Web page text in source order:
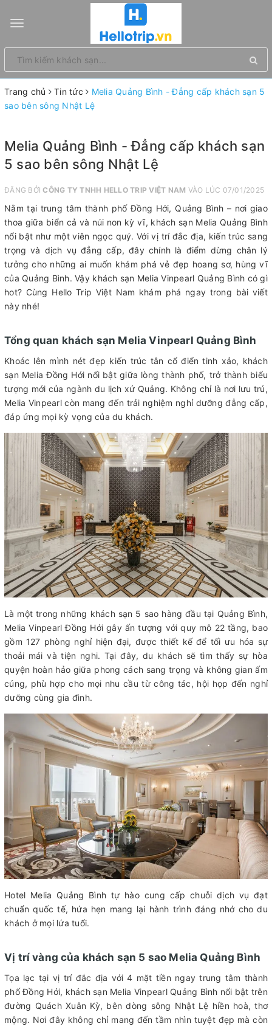
Toggle
Trang chủ Tin tức
Melia Quảng Bình - Đẳng cấp khách sạn 5
sao bên sông Nhật Lệ
Melia Quảng Bình - Đẳng cấp khách sạn
5 sao bên sông Nhật Lệ
ĐĂNG BỞICÔNG TY TNHH HELLO TRIP VIỆT NAM VÀO LÚC 07/01/2025
Nằm tại trung tâm thành phố Đồng Hới, Quảng Bình – nơi giao
thoa giữa biển cả và núi non kỳ vĩ, khách sạn Melia Quảng Bình
nổi bật như một viên ngọc quý. Với vị trí đắc địa, kiến trúc sang
trọng và dịch vụ đẳng cấp, đây chính là điểm dừng chân lý
tưởng cho những ai muốn khám phá vẻ đẹp hoang sơ, hùng vĩ
của Quảng Bình. Vậy khách sạn Melia Vinpearl Quảng Bình có gì
hot? Cùng Hello Trip Việt Nam khám phá ngay trong bài viết
này nhé!
Tổng quan khách sạn Melia Vinpearl Quảng Bình
Khoác lên mình nét đẹp kiến trúc tân cổ điển tinh xảo, khách
sạn Melia Đồng Hới nổi bật giữa lòng thành phố, trở thành biểu
tượng mới của ngành du lịch xứ Quảng. Không chỉ là nơi lưu trú,
Melia Vinpearl còn mang đến trải nghiệm nghỉ dưỡng đẳng cấp,
đáp ứng mọi kỳ vọng của du khách.
Là một trong những khách sạn 5 sao hàng đầu tại Quảng Bình,
Melia Vinpearl Đồng Hới gây ấn tượng với quy mô 22 tầng, bao
gồm 127 phòng nghỉ hiện đại, được thiết kế để tối ưu hóa sự
thoải mái và tiện nghi. Tại đây, du khách sẽ tìm thấy sự hòa
quyện hoàn hảo giữa phong cách sang trọng và không gian ấm
cúng, phù hợp cho mọi nhu cầu từ công tác, hội họp đến nghỉ
dưỡng cùng gia đình.
Hotel Melia Quảng Bình tự hào cung cấp chuỗi dịch vụ đạt
chuẩn quốc tế, hứa hẹn mang lại hành trình đáng nhớ cho du
khách ở mọi lứa tuổi.
Vị trí vàng của khách sạn 5 sao Melia Quảng Bình
Tọa lạc tại vị trí đắc địa với 4 mặt tiền ngay trung tâm thành
phố Đồng Hới, khách sạn Melia Vinpearl Quảng Bình nổi bật trên
đường Quách Xuân Kỳ, bên dòng sông Nhật Lệ hiền hoà, thơ
mộng. Nơi đây không chỉ mang đến tầm nhìn tuyệt đẹp mà còn